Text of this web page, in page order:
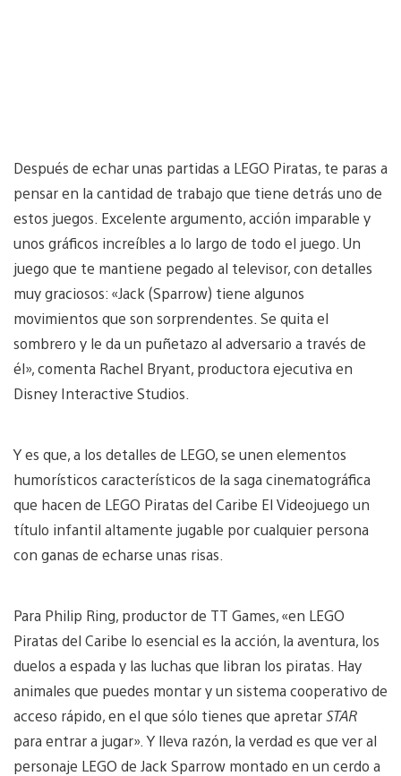
Después de echar unas partidas a LEGO Piratas, te paras a
pensar en la cantidad de trabajo que tiene detrás uno de
estos juegos. Excelente argumento, acción imparable y
unos gráficos increíbles a lo largo de todo el juego. Un
juego que te mantiene pegado al televisor, con detalles
muy graciosos: «Jack (Sparrow) tiene algunos
movimientos que son sorprendentes. Se quita el
sombrero y le da un puñetazo al adversario a través de
él», comenta Rachel Bryant, productora ejecutiva en
Disney Interactive Studios.
Y es que, a los detalles de LEGO, se unen elementos
humorísticos característicos de la saga cinematográfica
que hacen de LEGO Piratas del Caribe El Videojuego un
título infantil altamente jugable por cualquier persona
con ganas de echarse unas risas.
Para Philip Ring, productor de TT Games, «en LEGO
Piratas del Caribe lo esencial es la acción, la aventura, los
duelos a espada y las luchas que libran los piratas. Hay
animales que puedes montar y un sistema cooperativo de
acceso rápido, en el que sólo tienes que apretarSTAR
para entrar a jugar». Y lleva razón, la verdad es que ver al
personaje LEGO de Jack Sparrow montado en un cerdo a